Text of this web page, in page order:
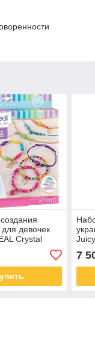
девочек
Crystal
7